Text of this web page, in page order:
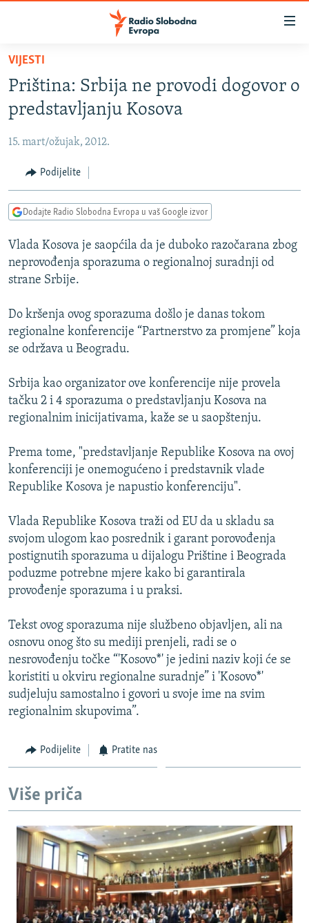
Pređite
glavni
sadržaj
Pređite
na
navigaciju
Pređite
na
BOSNA I HERCEGOVINA
SRBIJA
KOSOVO
CRNA GORA
VIDEO
FOTOGALERIJE
INFOGRAFIKE
PODCASTI
RAT U UKRAJINI
KINA NA BALKANU
ISPRIČAJ MI
DNEVNO@RSE
VIŠE OD NASLOVA
GENOCID U SREBRENICI
POPLAVE I KLIZIŠTA U BIH 2024.
TV LIBERTY
POST SCRIPTUM
MOJA EVROPA
TRI DECENIJE OD RATA U BIH
SVE KARTE DEJTONA
NASTANAK I RASPAD JUGOSLAVIJE
PRATITE NAS
Sve RFE/RL stranice
VIJESTI
Priština: Srbija ne provodi dogovor o
predstavljanju Kosova
15. mart/ožujak, 2012.
Podijelite
Dodajte Radio Slobodna Evropa u vaš Google izvor
Vlada Kosova je saopćila da je duboko razočarana zbog
neprovođenja sporazuma o regionalnoj suradnji od
strane Srbije.
Do kršenja ovog sporazuma došlo je danas tokom
regionalne konferencije “Partnerstvo za promjene” koja
se održava u Beogradu.
Srbija kao organizator ove konferencije nije provela
tačku 2 i 4 sporazuma o predstavljanju Kosova na
regionalnim inicijativama, kaže se u saopštenju.
Prema tome, "predstavljanje Republike Kosova na ovoj
konferenciji je onemogućeno i predstavnik vlade
Republike Kosova je napustio konferenciju".
Vlada Republike Kosova traži od EU da u skladu sa
svojom ulogom kao posrednik i garant porovođenja
postignutih sporazuma u dijalogu Prištine i Beograda
poduzme potrebne mjere kako bi garantirala
provođenje sporazuma i u praksi.
Tekst ovog sporazuma nije službeno objavljen, ali na
osnovu onog što su mediji prenjeli, radi se o
nesrovođenju točke “'Kosovo*' je jedini naziv koji će se
koristiti u okviru regionalne suradnje” i 'Kosovo*'
sudjeluju samostalno i govori u svoje ime na svim
regionalnim skupovima”.
Podijelite Pratite nas
Više priča